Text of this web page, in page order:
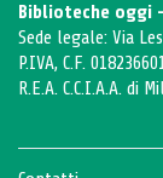
Biblioteche oggi -
Sede legale: Via
P.IVA, C.F.
R.E.A. C.C.I.A.A. di